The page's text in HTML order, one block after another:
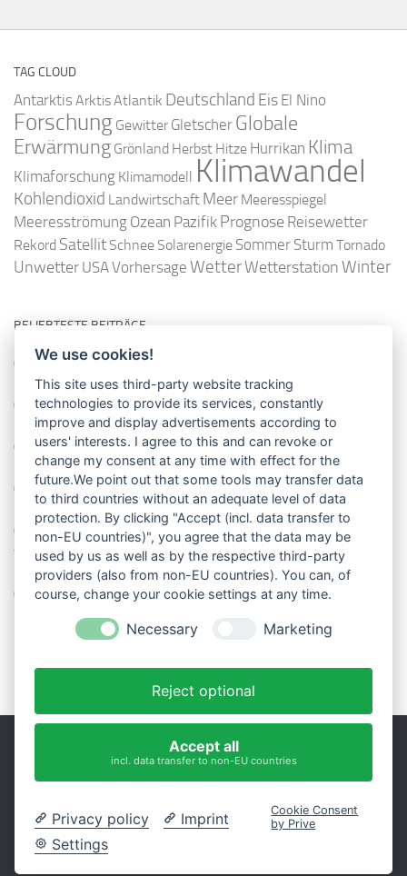
TAG CLOUD
Antarktis Arktis Atlantik Deutschland Eis El Nino
Forschung Gewitter Gletscher Globale
Erwärmung Grönland Herbst Hitze Hurrikan Klima
Klimaforschung Klimamodell Klimawandel
Kohlendioxid Landwirtschaft Meer Meeresspiegel
Meeresströmung Ozean Pazifik Prognose Reisewetter
Rekord Satellit Schnee Solarenergie Sommer Sturm Tornado
Unwetter USAVorhersage WetterWetterstationWinter
BELIEBTESTE BEITRÄGE
So misst man die Lufttemperatur richtig
Die richtige Wasserpumpe für den Garten
Das Wetter-Netzwerk WeatherCloud
So stellt man einen Regenmesser korrekt auf
11 Dinge über den Luftdruck, die Sie garantiert noch nicht alle
wussten
Blitzstatistik Europa: Wo gewittert es am meisten?
We use cookies!
This site uses third-party website tracking
technologies to provide its services, constantly
improve and display advertisements according to
users' interests. I agree to this and can revoke or
change my consent at any time with effect for the
future.We point out that some tools may transfer data
to third countries without an adequate level of data
protection. By clicking "Accept (incl. data transfer to
non-EU countries)", you agree that the data may be
used by us as well as by the respective third-party
providers (also from non-EU countries). You can, of
course, change your cookie settings at any time.
Necessary Marketing
Reject optional
Accept all
incl. data transfer to non-EU countries
Privacy policy
Imprint
Settings
Cookie Consent
by Prive